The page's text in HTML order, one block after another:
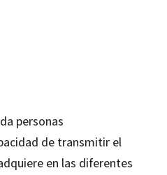
personas
de transmitir el
en las diferentes